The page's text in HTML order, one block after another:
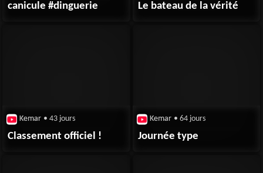
canicule #dinguerie
Le bateau de la vérité
Kemar • 43 jours
Classement officiel !
Kemar • 64 jours
Journée type